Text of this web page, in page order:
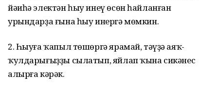
йәиһә электән һыу инеү өсөн һайланған
урындарҙа ғына һыу инергә мөмкин.
2. Һыуға ҡапыл төшөргә ярамай, тәүҙә аяҡ-
ҡулдарығыҙҙы сылатып, яйлап ҡына сикәнес
алырға кәрәк.